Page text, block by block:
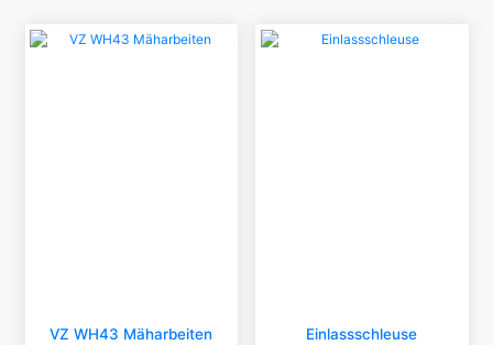
VZ WH43 Mäharbeiten Einlassschleuse